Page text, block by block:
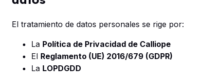
El tratamiento de datos personales se rige por:
La Política de Privacidad de Calliope
El Reglamento (UE) 2016/679 (GDPR)
La LOPDGDD